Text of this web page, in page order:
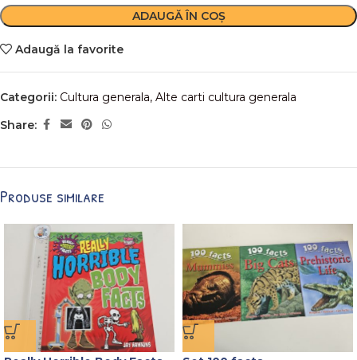
ADAUGĂ ÎN COȘ
Adaugă la favorite
Categorii: Cultura generala, Alte carti cultura generala
Share:
Produse similare